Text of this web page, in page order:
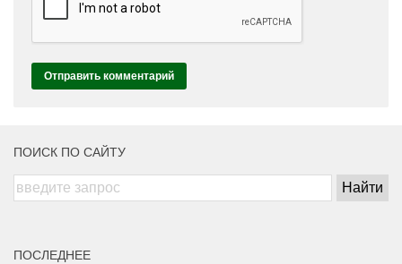
ПОИСК ПО САЙТУ
ПОСЛЕДНЕЕ